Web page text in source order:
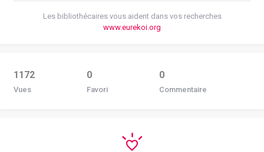
Les bibliothécaires vous aident dans vos recherches
www.eurekoi.org
1172
Vues
0
Favori
0
Commentaire